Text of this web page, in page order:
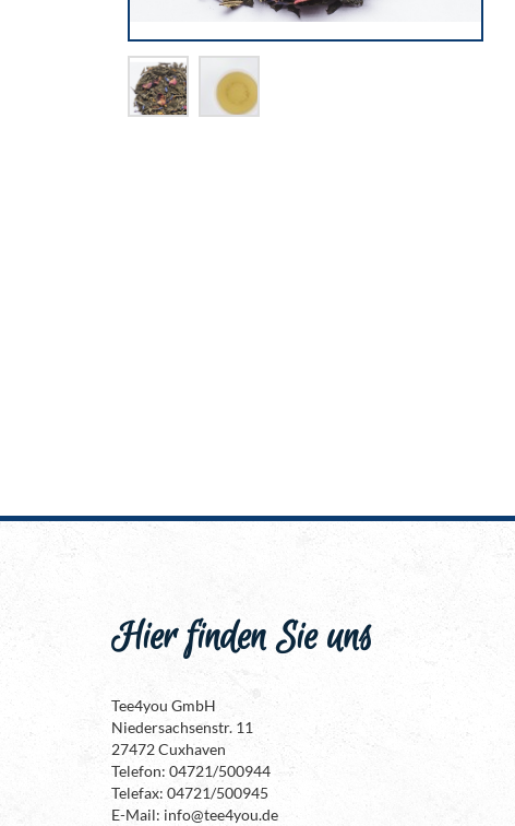
Hier finden Sie uns
Tee4you GmbH
Niedersachsenstr. 11
27472 Cuxhaven
Telefon: 04721/500944
Telefax: 04721/500945
E-Mail: info@tee4you.de